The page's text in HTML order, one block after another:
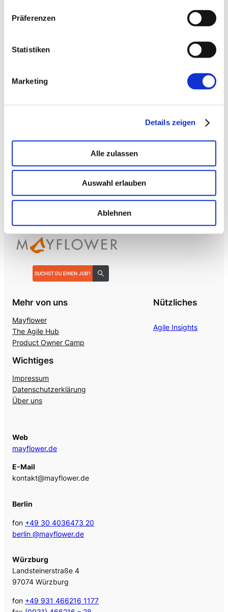
Präferenzen
Statistiken
Marketing
Details zeigen
Alle zulassen
Auswahl erlauben
Ablehnen
mAIstack
Einsatzbereit in Wochen, nicht Quartalen
Amicable
Citizen Developer bauen Apps, IT hält die Kontrolle.
Enterprise VoiceAI→ VOICE
Realtime S2S, keine SaaS-Pipeline. Integriert in alle
Mehr von uns
Mayflower
The Agile Hub
Product Owner Camp
Nützliches
Agile Insights
Wichtiges
Impressum
Datenschutzerklärung
Über uns
Web
mayflower.de
E-Mail
kontakt@mayflower.de
Berlin
fon +49 30 4036473 20
berlin @mayflower.de
Würzburg
Landsteinerstraße 4
97074 Würzburg
fon +49 931 466216 1177